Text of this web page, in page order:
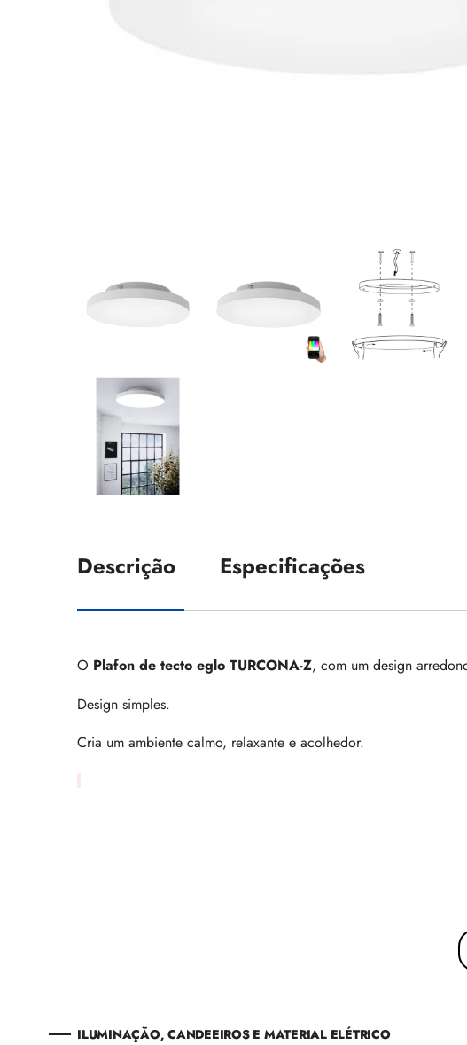
Descrição Especificações
O Plafon de tecto eglo TURCONA-Z, com um design
Design simples.
Cria um ambiente calmo, relaxante e acolhedor.
ILUMINAÇÃO, CANDEEIROS E MATERIAL ELÉTRICO